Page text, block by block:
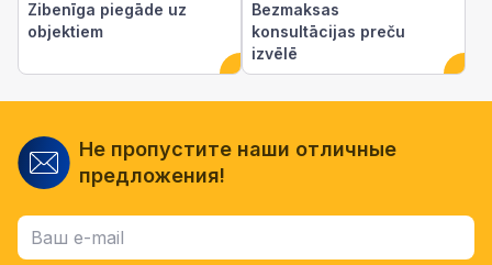
Zibenīga piegāde uz
objektiem
Bezmaksas
konsultācijas preču
izvēlē
Не пропустите наши отличные
предложения!